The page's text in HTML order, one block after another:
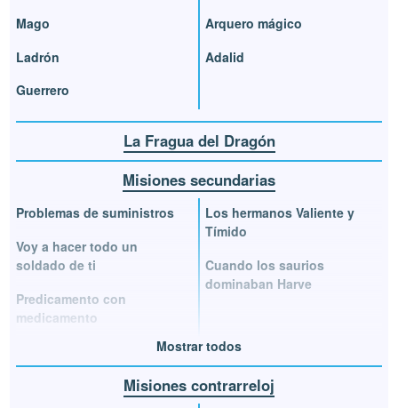
Mago
Ladrón
Guerrero
Arquero mágico
Adalid
La Fragua del Dragón
Misiones secundarias
Problemas de suministros
Voy a hacer todo un
soldado de ti
Predicamento con
medicamento
Los hermanos Valiente y
Tímido
Cuando los saurios
dominaban Harve
Mostrar todos
Misiones contrarreloj